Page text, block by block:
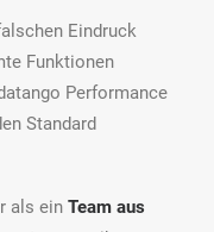
Eindruck
Funktionen
Performance
Standard
als ein Team aus